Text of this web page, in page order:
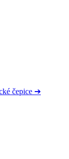
čepice ➔